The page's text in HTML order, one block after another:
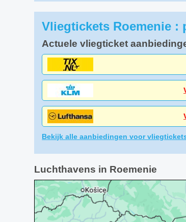
Vliegtickets Roemenie :
Actuele vliegticket
Bekijk alle aanbiedingen voor
Luchthavens in Roemenie